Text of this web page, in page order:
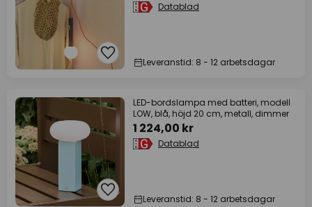
Datablad
Leveranstid: 8 - 12 arbetsdagar
LED-bordslampa med batteri, modell
LOW, blå, höjd 20 cm, metall, dimmer
1 224,00 kr
Datablad
Leveranstid: 8 - 12 arbetsdagar